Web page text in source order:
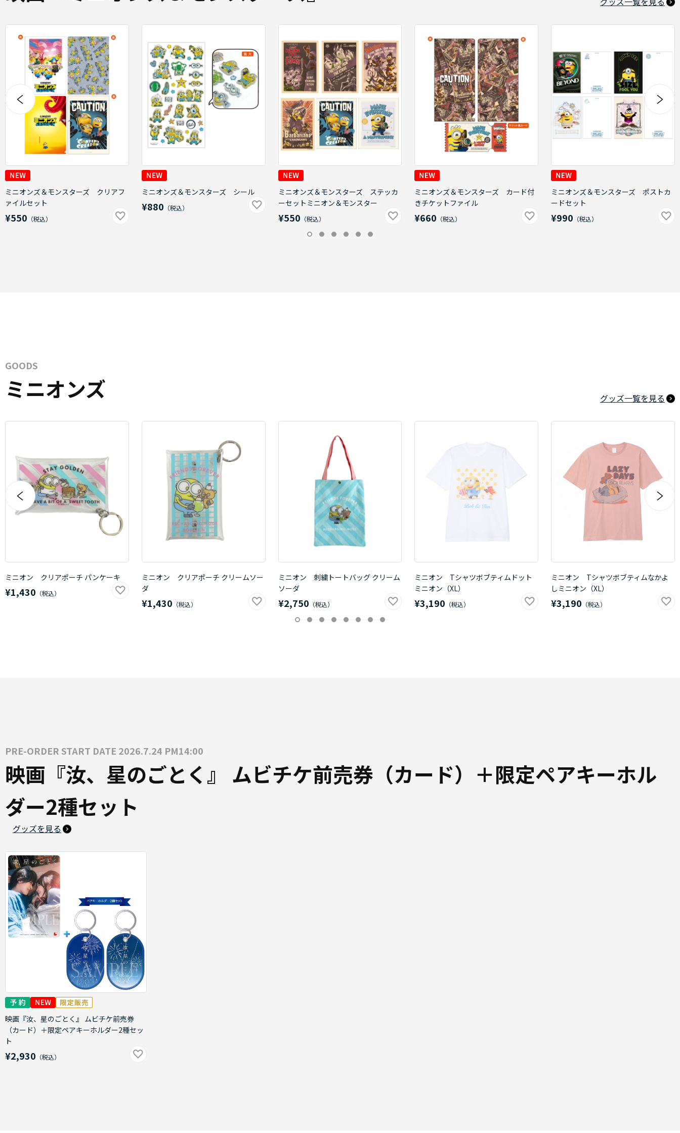
ミニオンズ＆モンスターズ クリアフ
ァイルセット
¥550
ミニオンズ＆モンスターズ シール
¥880
ミニオンズ＆モンスターズ ステッカ
ーセットミニオン＆モンスター
¥550
ミニオンズ＆モンスターズ カード付
きチケットファイル
¥660
ミニオンズ＆モンスターズ ポストカ
ードセット
¥990
GOODS
ミニオンズ グッズ一覧を見る
ミニオン クリアポーチ パンケーキ
¥1,430
ミニオン クリアポーチ クリームソー
ダ
¥1,430
ミニオン 刺繍トートバッグ クリーム
ソーダ
¥2,750
ミニオン Tシャツボブティムドット
ミニオン（XL）
¥3,190
ミニオン Tシャツボブティムなかよ
しミニオン（XL）
¥3,190
PRE-ORDER START DATE 2026.7.24 PM14:00
映画『汝、星のごとく』 ムビチケ前売券（カード）＋限定ペアキーホル
ダー2種セット
グッズを見る
映画『汝、星のごとく』 ムビチケ前売券
（カード）＋限定ペアキーホルダー2種セッ
ト
¥2,930